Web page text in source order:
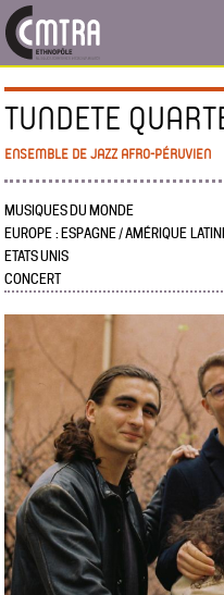
TUNDETE
ENSEMBLE DE JAZZ AFRO-PÉRUVIEN
MUSIQUES DU MONDE
EUROPE : ESPAGNE / AMÉRIQUE
ETATS UNIS
CONCERT